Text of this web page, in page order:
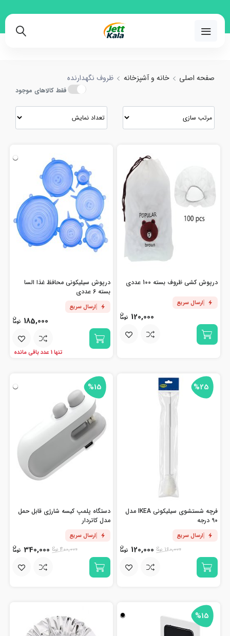
مقایسه انواع ظروف نگهدارنده با بهترین قیمت
صفحه اصلی خانه و آشپزخانه ظروف نگهدارنده
فقط کالاهای موجود
درپوش کشی ظروف بسته 100 عددی
ارسال سریع
120,000
درپوش سیلیکونی محافظ غذا السا
بسته 6 عددی
ارسال سریع
185,000
تنها 1 عدد باقی مانده
%25
فرچه شستشوی سیلیکونی IKEA مدل
90 درجه
ارسال سریع
160,000
120,000
%15
دستگاه پلمپ کیسه شارژی قابل حمل
مدل کاتردار
ارسال سریع
400,000
340,000
%15